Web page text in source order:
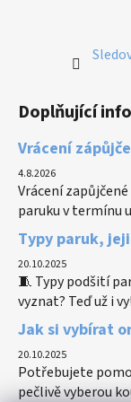
Doplňující
Vrácení
4.8.2026
Vrácení
paruku v termínu
Typy paruk,
20.10.2025
🧵 Typy podšití
vyznat? Teď už i
Jak si vybírat
20.10.2025
Potřebujete
pečlivě vyberou